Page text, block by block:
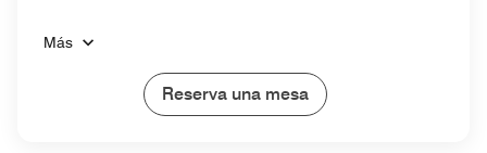
Más
Reserva una mesa